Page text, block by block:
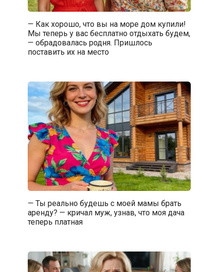
— Как хорошо, что вы на море дом купили!
Мы теперь у вас бесплатно отдыхать будем,
— обрадовалась родня. Пришлось
поставить их на место
— Ты реально будешь с моей мамы брать
аренду? — кричал муж, узнав, что моя дача
теперь платная